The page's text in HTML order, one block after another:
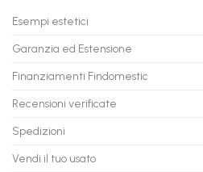
anche
a
in
con
Esempi estetici
Garanzia ed Estensione
Finanziamenti Findomestic
Recensioni verificate
Spedizioni
Vendi il tuo usato